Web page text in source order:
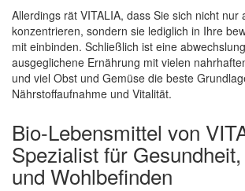
Allerdings rät VITALIA, dass Sie sich nicht nur
konzentrieren, sondern sie lediglich in Ihre
mit einbinden. Schließlich ist eine
ausgeglichene Ernährung mit vielen
und viel Obst und Gemüse die beste
Nährstoffaufnahme und Vitalität.
Bio-Lebensmittel von
Spezialist für
und Wohlbefinden